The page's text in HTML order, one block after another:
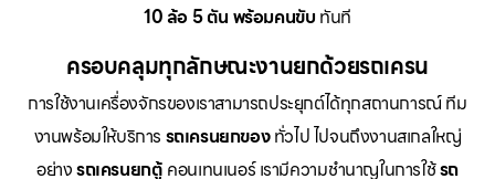
10 ล้อ 5 ตัน พร้อมคนขับ ทันที
ครอบคลุมทุกลักษณะงานยกด้วยรถเครน
การใช้งานเครื่องจักรของเราสามารถประยุกต์ได้ทุกสถานการณ์ ทีม
งานพร้อมให้บริการ รถเครนยกของทั่วไป ไปจนถึงงานสเกลใหญ่
อย่างรถเครนยกตู้ คอนเทนเนอร์ เรามีความชำนาญในการใช้รถ